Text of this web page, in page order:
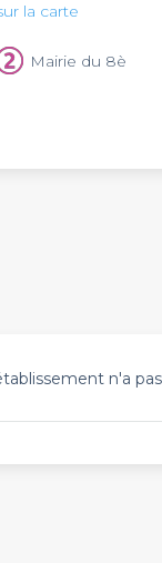
la carte
Mairie du 8è
n'a